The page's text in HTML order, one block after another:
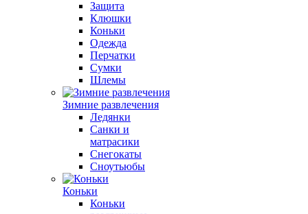
Защита
Клюшки
Коньки
Одежда
Перчатки
Сумки
Шлемы
Зимние развлечения
Ледянки
Санки и
матрасики
Снегокаты
Сноутьюбы
Коньки
Коньки